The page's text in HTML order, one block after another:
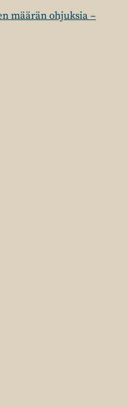
määrän ohjuksia –